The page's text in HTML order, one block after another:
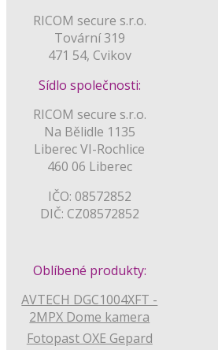
RICOM secure s.r.o.
Tovární 319
471 54, Cvikov
Sídlo společnosti:
RICOM secure s.r.o.
Na Bělidle 1135
Liberec VI-Rochlice
460 06 Liberec
IČO: 08572852
DIČ: CZ08572852
Oblíbené produkty:
AVTECH DGC1004XFT -
2MPX Dome kamera
Fotopast OXE Gepard